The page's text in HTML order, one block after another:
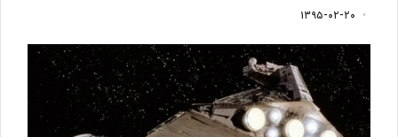
۱۳۹۵-۰۲-۲۰